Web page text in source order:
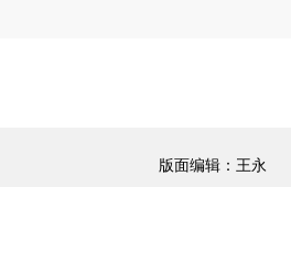
版面编辑：王永